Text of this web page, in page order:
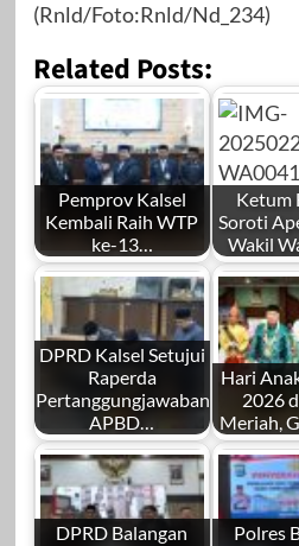
(Rnld/Foto:Rnld/Nd_234)
Related Posts:
Pemprov Kalsel
Kembali Raih WTP
ke-13…
Ketum
Soroti
Wakil
DPRD Kalsel Setujui
Raperda
Pertanggungjawaban
APBD…
Hari
2026
Meriah,
DPRD Balangan
Polres